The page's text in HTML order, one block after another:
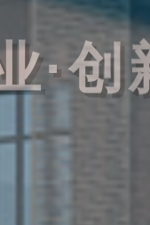
·创